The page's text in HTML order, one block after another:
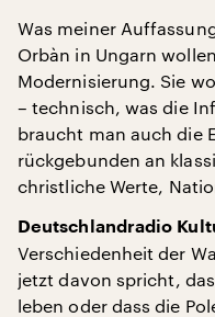
Was meiner
Orbàn in Ungarn
Modernisierung. Sie
– technisch, was die
braucht man auch die
rückgebunden an
christliche Werte,
Deutschlandradio
Verschiedenheit der
jetzt davon spricht,
leben oder dass die